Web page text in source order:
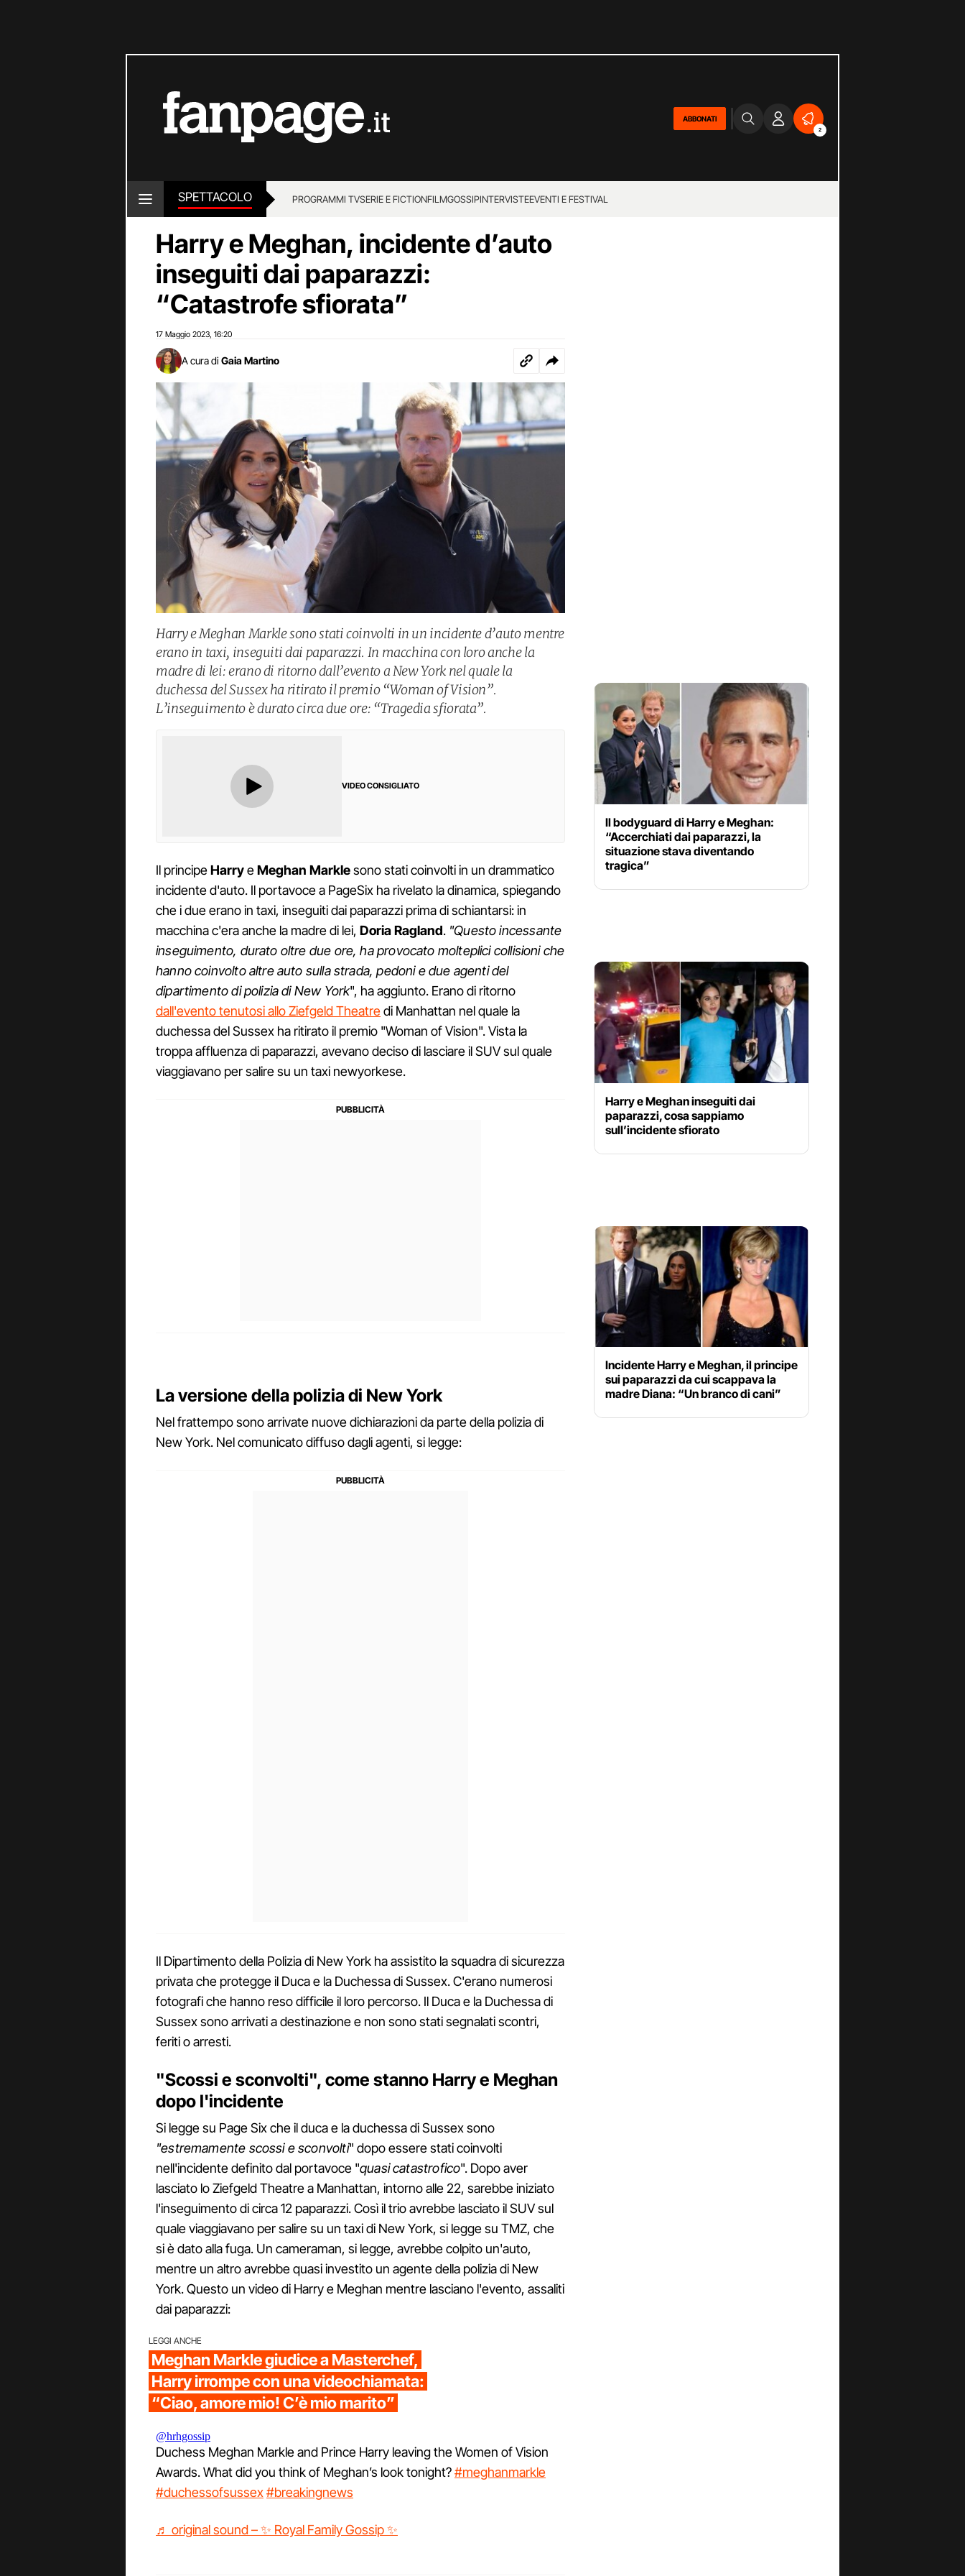
ABBONATI
2
SPETTACOLO PROGRAMMI TVSERIE E FICTIONFILMGOSSIPINTERVISTEEVENTI E FESTIVAL
Harry e Meghan, incidente d’auto
inseguiti dai paparazzi:
“Catastrofe sfiorata”
17 Maggio 2023 16:20
A cura di Gaia Martino
Harry e Meghan Markle sono stati coinvolti in un incidente d’auto mentre
erano in taxi, inseguiti dai paparazzi. In macchina con loro anche la
madre di lei: erano di ritorno dall’evento a New York nel quale la
duchessa del Sussex ha ritirato il premio “Woman of Vision”.
L’inseguimento è durato circa due ore: “Tragedia sfiorata”.
VIDEO CONSIGLIATO
Il principeHarryeMeghan Marklesono stati coinvolti in un drammatico
incidente d'auto. Il portavoce a PageSix ha rivelato la dinamica, spiegando
che i due erano in taxi, inseguiti dai paparazzi prima di schiantarsi: in
macchina c'era anche la madre di lei, Doria Ragland. "Questo incessante
inseguimento, durato oltre due ore, ha provocato molteplici collisioni che
hanno coinvolto altre auto sullastrada, pedoni e due agenti del
dipartimento di polizia di New York", ha aggiunto. Erano di ritorno
dall'evento tenutosi allo Ziefgeld Theatredi Manhattan nel quale la
duchessa del Sussex ha ritirato il premio "Woman of Vision". Vista la
troppa affluenza di paparazzi, avevano deciso di lasciare il SUV sul quale
viaggiavano per salire su un taxi newyorkese.
La versione della polizia di New York
Nel frattempo sono arrivate nuove dichiarazioni da parte della polizia di
New York. Nel comunicato diffuso dagli agenti, si legge:
Il Dipartimento della Polizia di New York ha assistito la squadra di sicurezza
privata che protegge il Duca e la Duchessa di Sussex. C'erano numerosi
fotografi che hanno reso difficile il loro percorso. Il Duca e la Duchessa di
Sussex sono arrivati a destinazione e non sono stati segnalati scontri,
feriti o arresti.
"Scossi e sconvolti", come stanno Harry e Meghan
dopo l'incidente
Si legge su Page Six che il duca e la duchessa di Sussex sono
"estremamente scossi e sconvolti" dopo essere stati coinvolti
nell'incidente definito dal portavoce "quasi catastrofico". Dopo aver
lasciato lo Ziefgeld Theatre a Manhattan, intorno alle 22, sarebbe iniziato
l'inseguimento di circa 12 paparazzi. Così il trio avrebbe lasciato il SUV sul
quale viaggiavano per salire su un taxi di New York, si legge su TMZ, che
si è dato alla fuga. Un cameraman, si legge, avrebbe colpito un'auto,
mentre un altro avrebbe quasi investito un agente della polizia di New
York. Questo un video di Harry e Meghan mentre lasciano l'evento, assaliti
dai paparazzi:
LEGGI ANCHE
Meghan Markle giudice a Masterchef,
Harry irrompe con una videochiamata:
“Ciao, amore mio! C’è mio marito”
@hrhgossip
Duchess Meghan Markle and Prince Harry leaving the Women of Vision
Awards. What did you think of Meghan’s look tonight?#meghanmarkle
#duchessofsussex#breakingnews
♬ original sound – ✨ Royal Family Gossip ✨
Il bodyguard di Harry e Meghan:
“Accerchiati dai paparazzi, la
situazione stava diventando
tragica”
Harry e Meghan inseguiti dai
paparazzi, cosa sappiamo
sull’incidente sfiorato
Incidente Harry e Meghan, il principe
sui paparazzi da cui scappava la
madre Diana: “Un branco di cani”